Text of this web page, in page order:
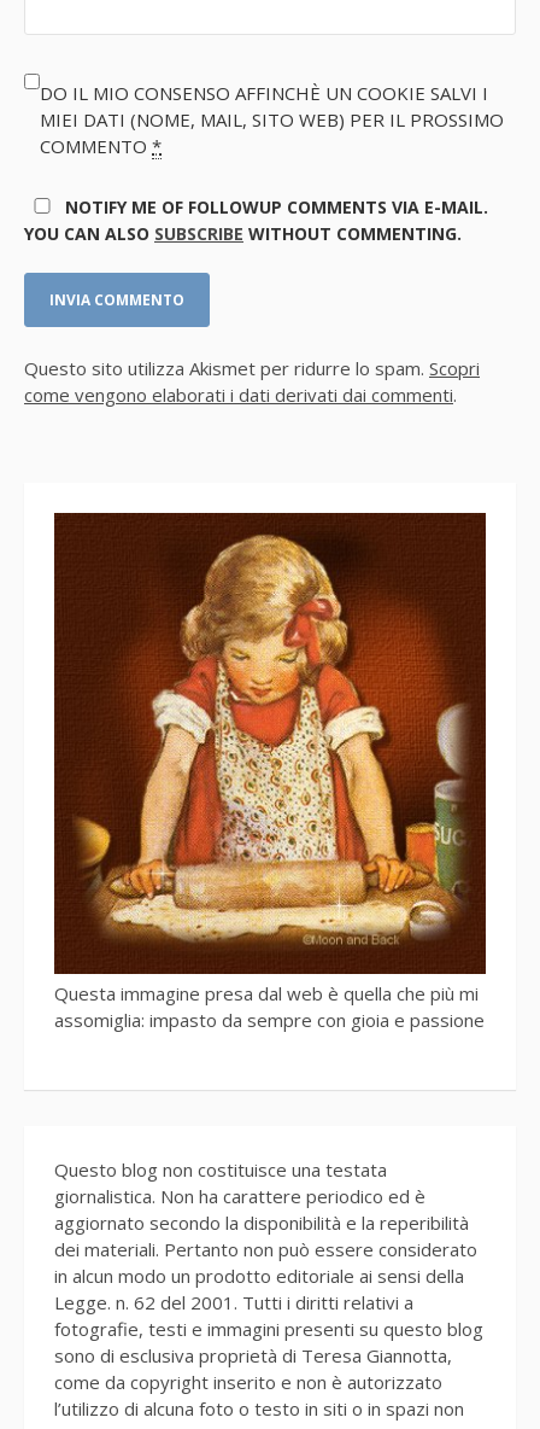
DO IL MIO CONSENSO AFFINCHÈ UN COOKIE SALVI I
MIEI DATI (NOME, MAIL, SITO WEB) PER IL PROSSIMO
COMMENTO *
NOTIFY ME OF FOLLOWUP COMMENTS VIA E-MAIL.
YOU CAN ALSO SUBSCRIBE WITHOUT COMMENTING.
Questo sito utilizza Akismet per ridurre lo spam. Scopri
come vengono elaborati i dati derivati dai commenti.
Questa immagine presa dal web è quella che più mi
assomiglia: impasto da sempre con gioia e passione
Questo blog non costituisce una testata
giornalistica. Non ha carattere periodico ed è
aggiornato secondo la disponibilità e la reperibilità
dei materiali. Pertanto non può essere considerato
in alcun modo un prodotto editoriale ai sensi della
Legge. n. 62 del 2001. Tutti i diritti relativi a
fotografie, testi e immagini presenti su questo blog
sono di esclusiva proprietà di Teresa Giannotta,
come da copyright inserito e non è autorizzato
l’utilizzo di alcuna foto o testo in siti o in spazi non